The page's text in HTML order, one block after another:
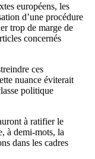
européens, les
d’une procédure
trop de marge de
concernés
ces
nuance éviterait
politique
à ratifier le
à demi-mots, la
dans les cadres